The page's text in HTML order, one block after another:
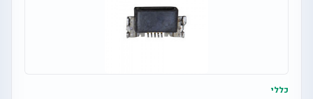
כללי